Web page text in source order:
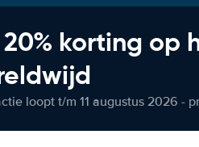
korting op
loopt t/m 11 augustus 2026 -